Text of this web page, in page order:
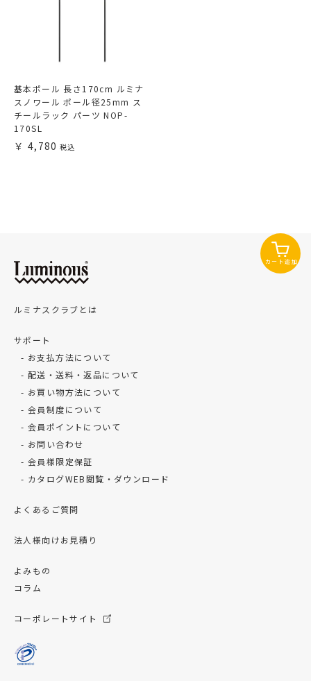
基本ポール 長さ170cm ルミナ
スノワール ポール径25mm ス
チールラック パーツ NOP-
170SL
4,780
カート追加
ルミナスクラブとは
サポート
お支払方法について
配送・送料・返品について
お買い物方法について
会員制度について
会員ポイントについて
お問い合わせ
会員様限定保証
カタログWEB閲覧・ダウンロード
よくあるご質問
法人様向けお見積り
よみもの
コラム
コーポレートサイト